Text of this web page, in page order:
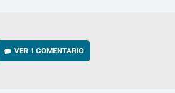
VER 1 COMENTARIO